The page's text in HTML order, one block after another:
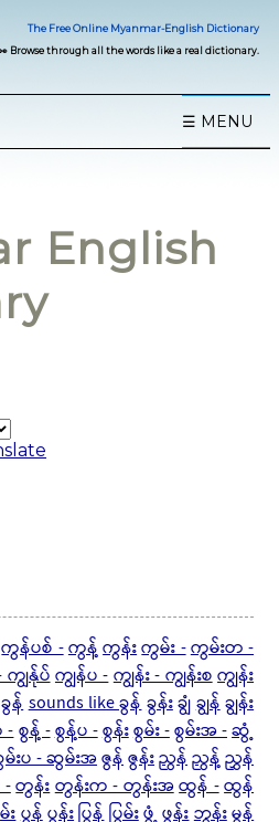
The Free Online Myanmar-English Dictionary
Browse through all the words like a real dictionary.
☰ MENU
English
ကွန်ပစ် -ကွန့်ကွန်းကွမ်း -ကွမ်းတ -
ကျွန်ုပ်ကျွန်ပ -ကျွန်း - ကျွန်းစကျွန်း
ခွန်sounds like ခွန်ခွန်းချွံချွန်ချွန်း
-စွန့် -စွန့်ပ -စွန်းစွမ်း -စွမ်းအ -ဆွံ့
းပ - ဆွမ်းအဇွန်ဇွန်းညွန်ညွန့်ညွှန်
တွန်းတွန်းက - တွန်းအထွန် -ထွန်
းပွန်ပွန်းပြွန်ပြွမ်းဖွံ့ ဖွန်းဘွန်းမွန်